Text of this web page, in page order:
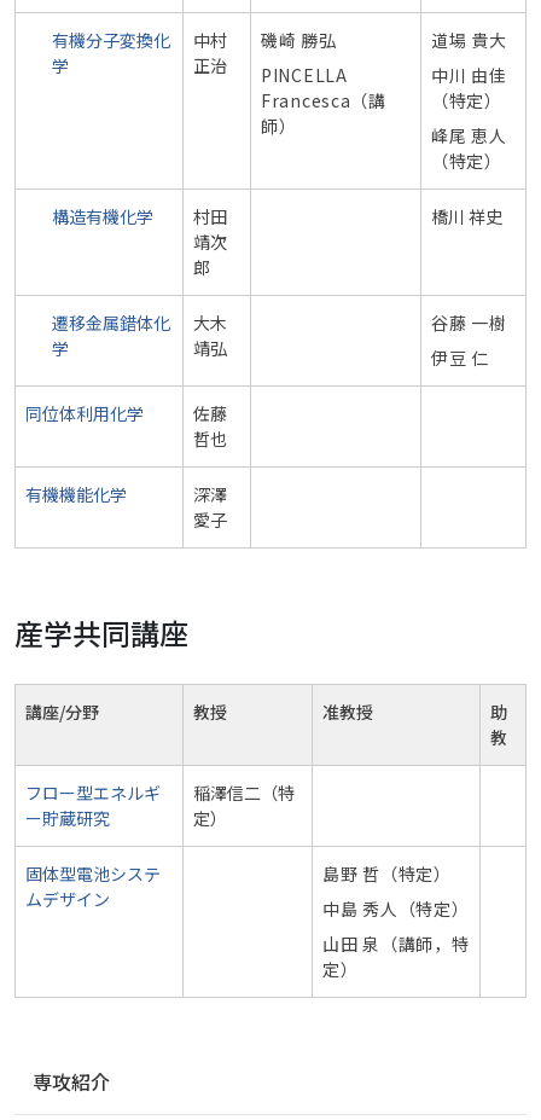
有機分子変換化
学
中村
正治
磯崎 勝弘
PINCELLA
Francesca（講
師）
道場 貴大
中川 由佳
（特定）
峰尾 恵人
（特定）
構造有機化学
村田
靖次
郎
橋川 祥史
遷移金属錯体化
学
大木
靖弘
谷藤 一樹
伊豆 仁
同位体利用化学
佐藤
哲也
有機機能化学
深澤
愛子
産学共同講座
講座/分野 教授 准教授
助
教
フロー型エネルギ
ー貯蔵研究
稲澤信二（特
定）
固体型電池システ
ムデザイン
島野 哲（特定）
中島 秀人（特定）
山田 泉（講師，特
定）
専攻紹介